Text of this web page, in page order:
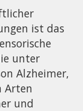
ist das
unter
Alzheimer,
Arten
und